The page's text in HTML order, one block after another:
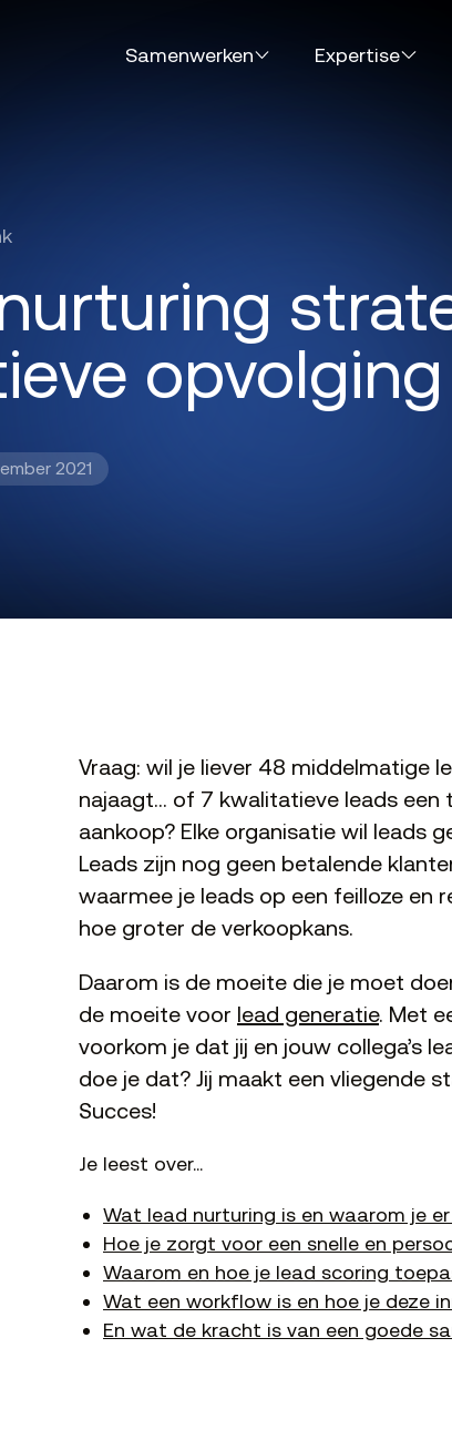
Samenwerken
Expertise
opvolging
2021
Vraag: wil je liever 48 middelmatige
najaagt… of 7 kwalitatieve leads een
aankoop? Elke organisatie wil leads
Leads zijn nog geen betalende
waarmee je leads op een feilloze en
hoe groter de verkoopkans.
Daarom is de moeite die je moet
de moeite voor lead generatie. Met
voorkom je dat jij en jouw collega’s
doe je dat? Jij maakt een vliegende
Succes!
Je leest over…
Wat lead nurturing is en waarom je
Hoe je zorgt voor een snelle en
Waarom en hoe je lead scoring
Wat een workflow is en hoe je deze
En wat de kracht is van een goede